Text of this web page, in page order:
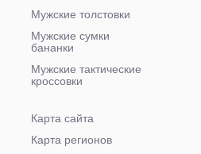
Мужские толстовки
Мужские сумки
бананки
Мужские тактические
кроссовки
Карта сайта
Карта регионов